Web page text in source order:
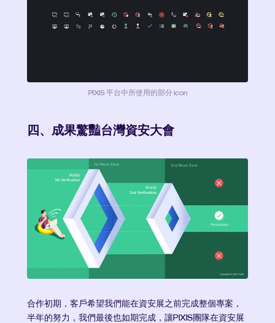
PIXIS 平台中所使用的部分 icon
四、成果驚豔台灣資安大會
合作初期，客戶希望我們能在資安展之前完成整個專案，
半年的努力，我們最後也如期完成，讓PIXIS團隊在資安展